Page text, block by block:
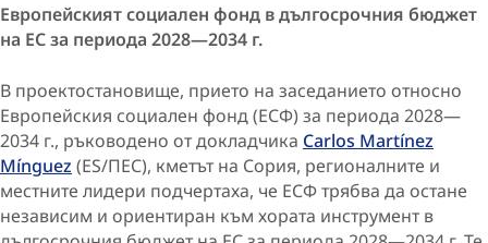
Европейският социален фонд в дългосрочния бюджет
на ЕС за периода 2028—2034 г.
В проектостановище, прието на заседанието относно
Европейския социален фонд (ЕСФ) за периода 2028—
2034 г., ръководено от докладчика Carlos Martínez
Mínguez (ES/ПЕС), кметът на Сория, регионалните и
местните лидери подчертаха, че ЕСФ трябва да остане
независим и ориентиран към хората инструмент в